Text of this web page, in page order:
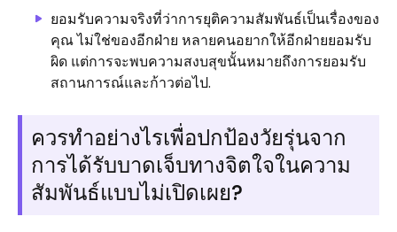
ยอมรับความจริงที่ว่าการยุติความสัมพันธ์เป็นเรื่องของ
คุณ ไม่ใช่ของอีกฝ่าย หลายคนอยากให้อีกฝ่ายยอมรับ
ผิด แต่การจะพบความสงบสุขนั้นหมายถึงการยอมรับ
สถานการณ์และก้าวต่อไป.
ควรทำอย่างไรเพื่อปกป้องวัยรุ่นจาก
การได้รับบาดเจ็บทางจิตใจในความ
สัมพันธ์แบบไม่เปิดเผย?